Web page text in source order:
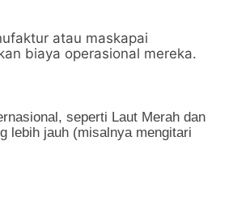
atau maskapai
biaya operasional mereka.
seperti Laut Merah dan
lebih jauh (misalnya mengitari